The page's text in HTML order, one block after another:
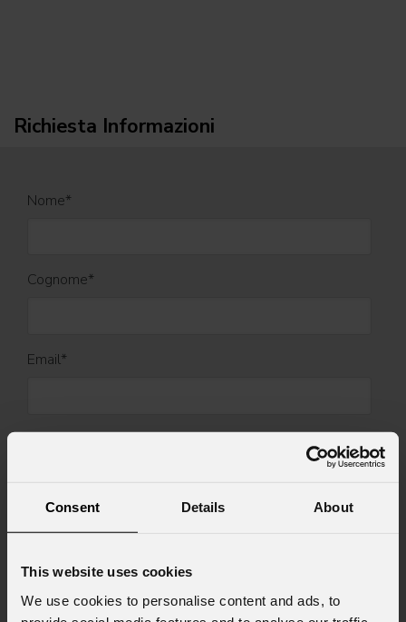
Consent Details About
This website uses cookies
We use cookies to personalise content and ads, to
Richiesta Informazioni
Nome*
Cognome*
Email*
Nome Azienda
Stato*
Cell.